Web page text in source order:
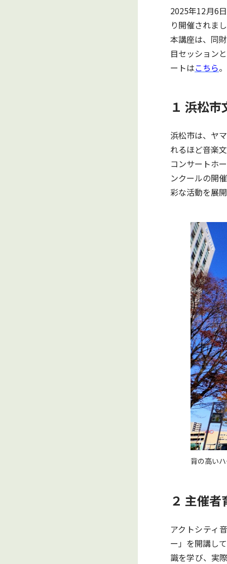
2025年12月6
り開催されま
本講座は、同
目セッション
ートはこちら
１ 浜松
浜松市は、ヤ
れるほど音楽
コンサートホ
ンクールの開
彩な活動を展
背の高い
２ 主催
アクトシティ
ー」を開講し
識を学び、実